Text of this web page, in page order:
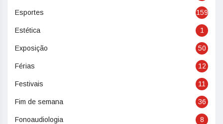
Esportes 159
Estética 1
Exposição 50
Férias 12
Festivais 11
Fim de semana 36
Fonoaudiologia 8